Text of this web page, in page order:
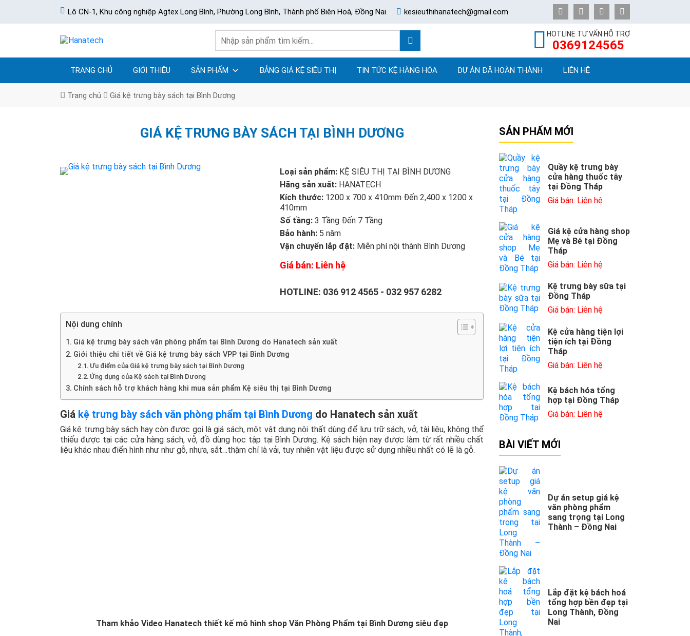
Lô CN-1, Khu công nghiệp Agtex Long Bình, Phường Long Bình, Thành phố Biên Hoà, Đồng Nai kesieuthihanatech@gmail.com
HOTLINE TƯ VẤN HỖ TRỢ
0369124565
TRANG CHỦ GIỚI THIỆU SẢN PHẨM BẢNG GIÁ KỆ SIÊU THỊ TIN TỨC KỆ HÀNG HÓA DỰ ÁN ĐÃ HOÀN THÀNH LIÊN HỆ
Trang chủ Giá kệ trưng bày sách tại Bình Dương
GIÁ KỆ TRƯNG BÀY SÁCH TẠI BÌNH DƯƠNG
Loại sản phẩm: KỆ SIÊU THỊ TẠI BÌNH DƯƠNG
Hãng sản xuất:HANATECH
Kích thước:1200 x 700 x 410mm Đến 2,400 x 1200 x
410mm
Số tầng:3 Tầng Đến 7 Tầng
Bảo hành:5 năm
Vận chuyển lắp đặt:Miễn phí nội thành Bình Dương
Giá bán: Liên hệ
HOTLINE: 036 912 4565- 032 957 6282
Nội dung chính
Giá kệ trưng bày sách văn phòng phẩm tại Bình Dương do Hanatech sản xuất
Giới thiệu chi tiết về Giá kệ trưng bày sách VPP tại Bình Dương
Ưu điểm của Giá kệ trưng bày sách tại Bình Dương
Ứng dụng của Kệ sách tại Bình Dương
Chính sách hỗ trợ khách hàng khi mua sản phẩm Kệ siêu thị tại Bình Dương
Giá kệ trưng bày sách văn phòng phẩm tại Bình Dương do Hanatech sản xuất
Giá kệ trưng bày sách hay còn được gọi là giá sách, một vật dụng nội thất dùng để lưu trữ sách, vở, tài liệu, không thể
thiếu được tại các cửa hàng sách, vở, đồ dùng học tập tại Bình Dương. Kệ sách hiện nay được làm từ rất nhiều chất
liệu khác nhau điển hình như như gỗ, nhựa, sắt…thậm chí là vải, tuy nhiên vật liệu được sử dụng nhiều nhất có lẽ là gỗ.
Tham khảo Video Hanatech thiết kế mô hình shop Văn Phòng Phẩm tại Bình Dương siêu đẹp
SẢN PHẨM MỚI
Quầy kệ trưng bày
cửa hàng thuốc tây
tại Đồng Tháp
Giá bán: Liên hệ
Giá kệ cửa hàng shop
Mẹ và Bé tại Đồng
Tháp
Giá bán: Liên hệ
Kệ trưng bày sữa tại
Đồng Tháp
Giá bán: Liên hệ
Kệ cửa hàng tiện lợi
tiện ích tại Đồng
Tháp
Giá bán: Liên hệ
Kệ bách hóa tổng
hợp tại Đồng Tháp
Giá bán: Liên hệ
BÀI VIẾT MỚI
Dự án setup giá kệ
văn phòng phẩm
sang trọng tại Long
Thành – Đồng Nai
Lắp đặt kệ bách hoá
tổng hợp bền đẹp tại
Long Thành, Đồng
Nai